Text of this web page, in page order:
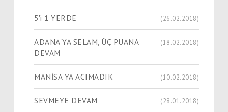
5'i 1 YERDE (26.02.2018)
ADANA'YA SELAM, ÜÇ PUANA
DEVAM
(18.02.2018)
MANİSA'YA ACIMADIK (10.02.2018)
SEVMEYE DEVAM (28.01.2018)